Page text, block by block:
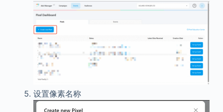
设置像素名称